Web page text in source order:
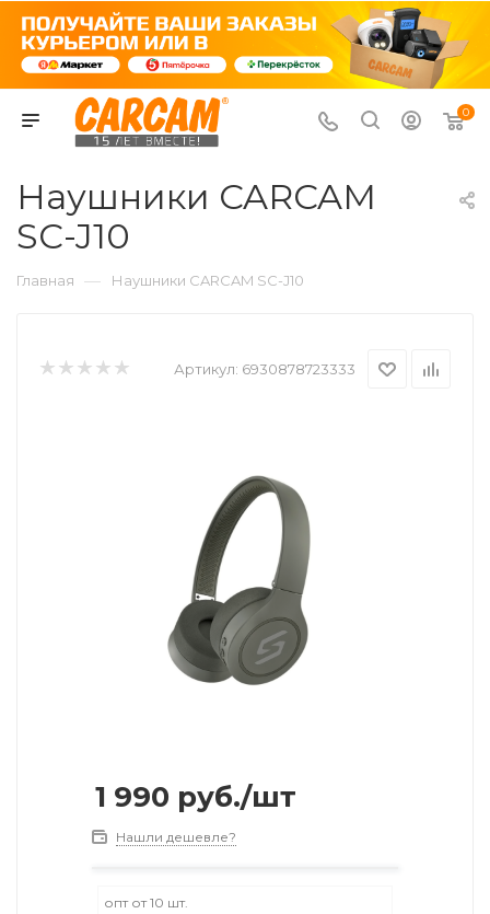
0
Наушники CARCAM
SC-J10
Главная — Наушники CARCAM SC-J10
Артикул: 6930878723333
1 990 руб./шт
Нашли дешевле?
опт от 10 шт.